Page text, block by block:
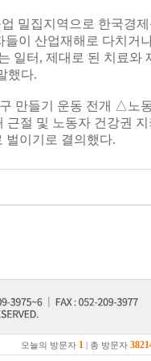
밀집지역으로 한국경
이 산업재해로 다치거
일터, 제대로 된 치료와
했다.
만들기 운동 전개 △노
절 및 노동자 건강권 지
벌이기로 결의했다.
오늘의 방문자 1 | 총 방문자